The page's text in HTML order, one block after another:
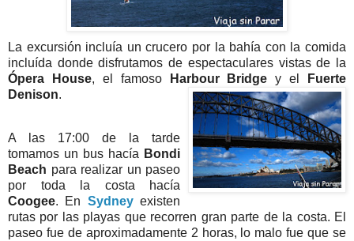
La excursión incluía un crucero por la bahía con la comida
incluída donde disfrutamos de espectaculares vistas de la
Ópera House, el famoso Harbour Bridge y el
Fuerte
Denison.
A las 17:00 de la tarde
tomamos un bus hacía Bondi
Beach para realizar un paseo
por toda la costa hacía
Coogee. En Sydney existen
rutas por las playas que recorren gran parte de la costa. El
paseo fue de aproximadamente 2 horas, lo malo fue que se